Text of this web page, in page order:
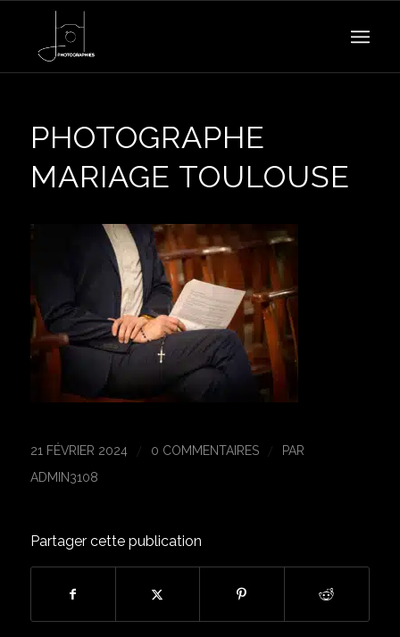
PHOTOGRAPHE
MARIAGE TOULOUSE
21 FÉVRIER 2024 / 0 COMMENTAIRES /
PAR
ADMIN3108
Partager cette publication